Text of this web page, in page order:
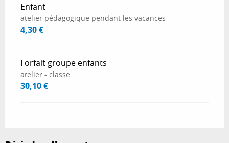
Tarifs 2026
Enfant
atelier pédagogique pendant les vacances
4,30 €
Forfait groupe enfants
atelier - classe
30,10 €